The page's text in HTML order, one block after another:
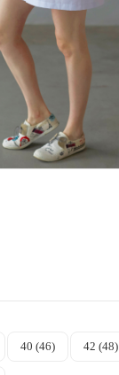
сови
40 (46) 42 (48)